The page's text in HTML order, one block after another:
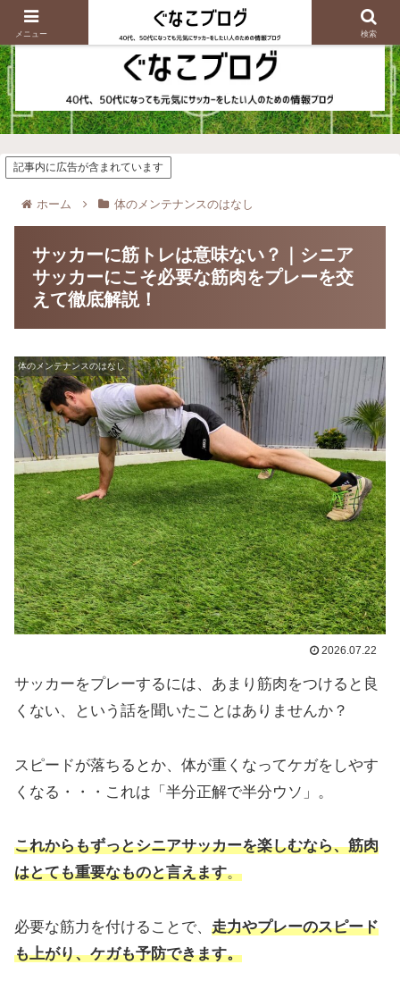
記事内に広告が含まれています
ホーム 体のメンテナンスのはなし
サッカーに筋トレは意味ない？｜シニア
サッカーにこそ必要な筋肉をプレーを交
えて徹底解説！
体のメンテナンスのはなし
2026.07.22
サッカーをプレーするには、あまり筋肉をつけると良
くない、という話を聞いたことはありませんか？
スピードが落ちるとか、体が重くなってケガをしやす
くなる・・・これは「半分正解で半分ウソ」。
これからもずっとシニアサッカーを楽しむなら、筋肉
はとても重要なものと言えます。
必要な筋力を付けることで、 走力やプレーのスピード
も上がり、ケガも予防できます。
メニュー 検索